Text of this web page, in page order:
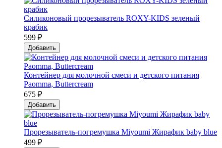
Силиконовый прорезыватель ROXY-KIDS зеленый
крабик
599 ₽
Добавить
Контейнер для молочной смеси и детского питания
Paomma, Buttercream
675 ₽
Добавить
Прорезыватель-погремушка Мiyoumi Жирафик baby blue
499 ₽